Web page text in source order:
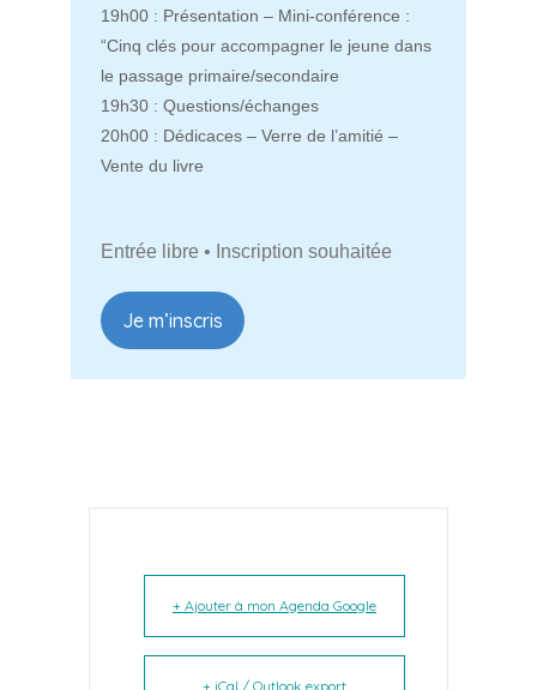
19h00 : Présentation – Mini-conférence :
“Cinq clés pour accompagner le jeune dans
le passage primaire/secondaire
19h30 : Questions/échanges
20h00 : Dédicaces – Verre de l’amitié –
Vente du livre
Entrée libre • Inscription souhaitée
Je m’inscris
+ Ajouter à mon Agenda Google
+ iCal / Outlook export